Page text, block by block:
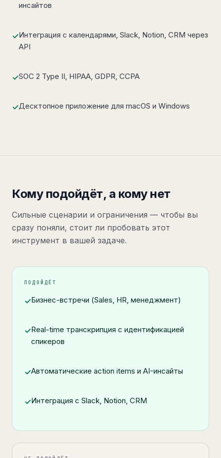
инсайтов
✓Интеграция с календарями, Slack, Notion, CRM через
API
✓SOC 2 Type II, HIPAA, GDPR, CCPA
✓Десктопное приложение для macOS и Windows
Кому подойдёт, а кому нет
Сильные сценарии и ограничения — чтобы вы
сразу поняли, стоит ли пробовать этот
инструмент в вашей задаче.
ПОДОЙДЁТ
✓Бизнес-встречи (Sales, HR, менеджмент)
✓Real-time транскрипция с идентификацией
спикеров
✓Автоматические action items и AI-инсайты
✓Интеграция с Slack, Notion, CRM